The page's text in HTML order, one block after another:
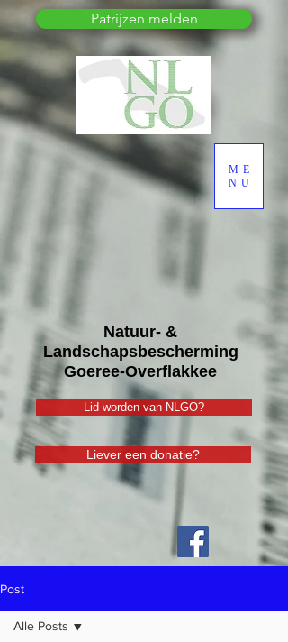
Natuur- &
Landschapsbescherming
Goeree-Overflakkee
ME
NU
Lid worden van NLGO?
Liever een donatie?
Patrijzen melden
Post
Alle Posts